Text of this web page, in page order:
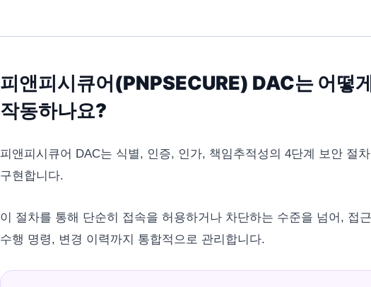
피앤피시큐어(PNPSECURE) DAC는 어떻
작동하나요?
피앤피시큐어 DAC는 식별, 인증, 인가, 책임추적성의 4단계 보안 절
구현합니다.
이 절차를 통해 단순히 접속을 허용하거나 차단하는 수준을 넘어, 접
수행 명령, 변경 이력까지 통합적으로 관리합니다.